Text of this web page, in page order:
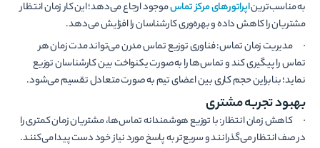
به مناسب‌تریناپراتورهای مرکز تماسموجود ارجاع می‌دهد؛ این کار زمان انتظار
مشتریان را کاهش داده و بهره‌وری کارشناسان را افزایش می‌دهد.
· مدیریت زمان تماس: فناوری توزیع تماس مدرن می‌تواند مدت زمان هر
تماس را پیگیری کند و تماس‌ها را به‌صورت یکنواخت بین کارشناسان توزیع
نماید؛ بنابراین حجم کاری بین اعضای تیم به صورت متعادل تقسیم می‌شود.
بهبود تجربه مشتری
· کاهش زمان انتظار: با توزیع هوشمندانه تماس‌ها، مشتریان زمان کمتری را
در صف انتظار می‌گذرانند و سریع‌تر به پاسخ مورد نیاز خود دست پیدا می‌کنند.